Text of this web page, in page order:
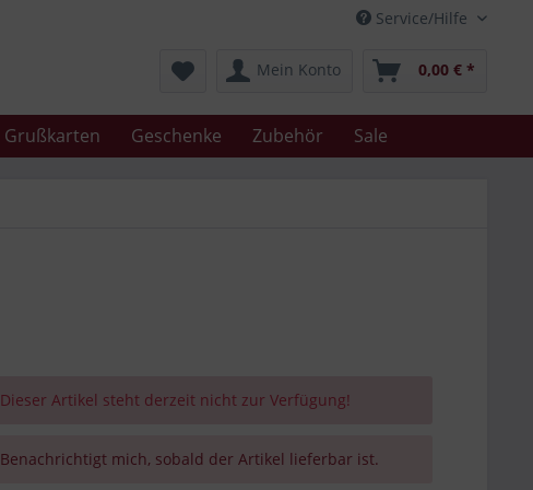
Service/Hilfe
Mein Konto 0,00 € *
Grußkarten Geschenke Zubehör Sale
Dieser Artikel steht derzeit nicht zur Verfügung!
Benachrichtigt mich, sobald der Artikel lieferbar ist.